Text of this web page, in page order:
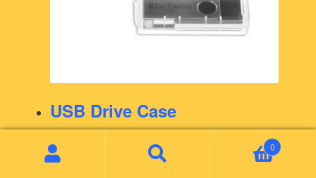
USB Drive Case
Read more 0